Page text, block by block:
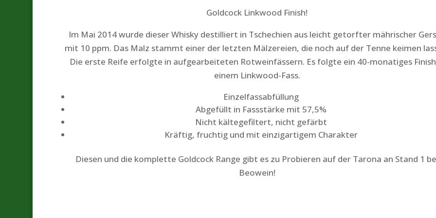
Goldcock Linkwood Finish!
Im Mai 2014 wurde dieser Whisky destilliert in Tschechien aus leicht getorfter mährischer
mit 10 ppm. Das Malz stammt einer der letzten Mälzereien, die noch auf der Tenne keimen
Die erste Reife erfolgte in aufgearbeiteten Rotweinfässern. Es folgte ein 40-monatiges
einem Linkwood-Fass.
Einzelfassabfüllung
Abgefüllt in Fassstärke mit 57,5%
Nicht kältegefiltert, nicht gefärbt
Kräftig, fruchtig und mit einzigartigem Charakter
Diesen und die komplette Goldcock Range gibt es zu Probieren auf der Tarona an Stand 1
Beowein!